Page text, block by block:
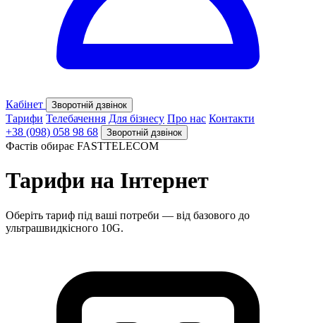
Кабінет Зворотній дзвінок
Тарифи Телебачення Для бізнесу Про нас Контакти
+38 (098) 058 98 68
Зворотній дзвінок
Фастів обирає FASTTELECOM
Тарифи на Інтернет
Оберіть тариф під ваші потреби — від базового до
ультрашвидкісного 10G.